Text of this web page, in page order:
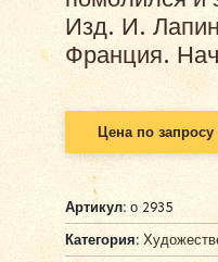
Изд. И.
Франция.
Цена по запросу
Артикул:о 2935
Категория: